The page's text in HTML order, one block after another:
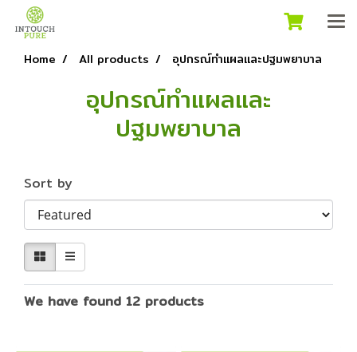
Home All products อุปกรณ์ทำแผลและปฐมพยาบาล
อุปกรณ์ทำแผลและ
ปฐมพยาบาล
Sort by
We have found 12 products